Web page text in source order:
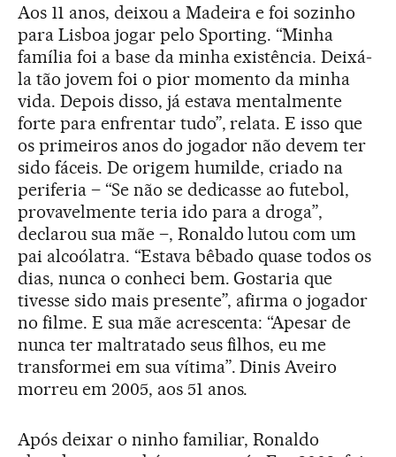
Aos 11 anos, deixou a Madeira e foi sozinho
para Lisboa jogar pelo Sporting. “Minha
família foi a base da minha existência. Deixá-
la tão jovem foi o pior momento da minha
vida. Depois disso, já estava mentalmente
forte para enfrentar tudo”, relata. E isso que
os primeiros anos do jogador não devem ter
sido fáceis. De origem humilde, criado na
periferia – “Se não se dedicasse ao futebol,
provavelmente teria ido para a droga”,
declarou sua mãe –, Ronaldo lutou com um
pai alcoólatra. “Estava bêbado quase todos os
dias, nunca o conheci bem. Gostaria que
tivesse sido mais presente”, afirma o jogador
no filme. E sua mãe acrescenta: “Apesar de
nunca ter maltratado seus filhos, eu me
transformei em sua vítima”. Dinis Aveiro
morreu em 2005, aos 51 anos.
Após deixar o ninho familiar, Ronaldo